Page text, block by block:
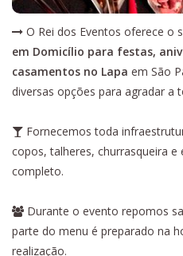
O Rei dos Eventos oferece o
em Domicílio para festas,
casamentos no Lapa em São
diversas opções para agradar a
Fornecemos toda
copos, talheres, churrasqueira e
completo.
Durante o evento repomos
parte do menu é preparado na
realização.